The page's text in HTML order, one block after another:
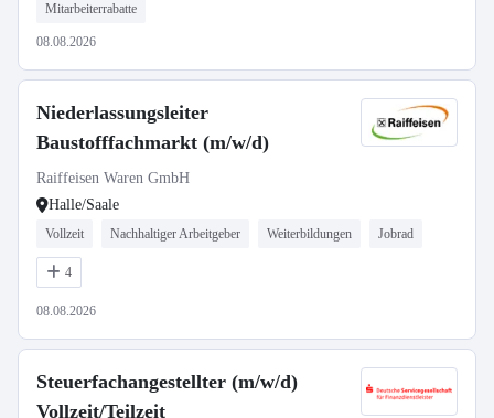
Mitarbeiterrabatte
08.08.2026
Niederlassungsleiter
Baustofffachmarkt (m/w/d)
Raiffeisen Waren GmbH
Halle/Saale
Vollzeit Nachhaltiger Arbeitgeber Weiterbildungen Jobrad
4
08.08.2026
Steuerfachangestellter (m/w/d)
Vollzeit/Teilzeit